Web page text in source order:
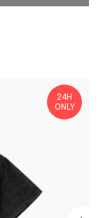
24H
ONLY